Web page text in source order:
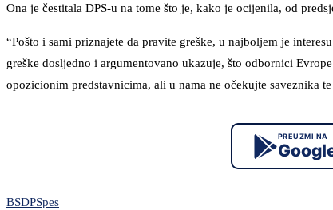
Ona je čestitala DPS-u na tome što je, kako je ocijenila, od
“Pošto i sami priznajete da pravite greške, u najboljem je
greške dosljedno i argumentovano ukazuje, što odbornici
opozicionim predstavnicima, ali u nama ne očekujte saveznika
PREUZMI NA
BSDPSpes